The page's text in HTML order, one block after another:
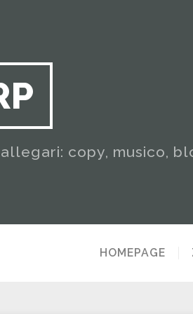
copy, musico,
HOMEPAGE